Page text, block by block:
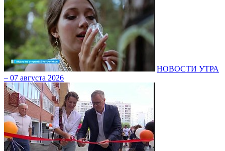
НОВОСТИ УТРА
– 07 августа 2026